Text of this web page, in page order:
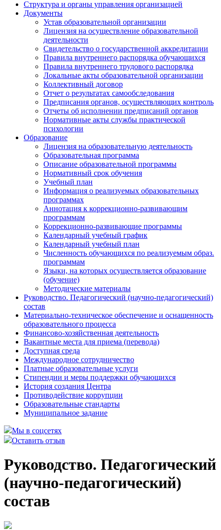
Структура и органы управления организацией
Документы
Устав образовательной организации
Лицензия на осуществление образовательной
деятельности
Свидетельство о государственной аккредитации
Правила внутреннего распорядка обучающихся
Правила внутреннего трудового распорядка
Локальные акты образовательной организации
Коллективный договор
Отчет о результатах самообследования
Предписания органов, осуществляющих контроль
Отчеты об исполнении предписаний органов
Нормативные акты службы практической
психологии
Образование
Лицензия на образовательную деятельность
Образовательная программа
Описание образовательной программы
Нормативный срок обучения
Учебный план
Информация о реализуемых образовательных
программах
Аннотация к коррекционно-развивающим
программам
Коррекционно-развивающие программы
Календарный учебный график
Календарный учебный план
Численность обучающихся по реализуемым образ.
программам
Языки, на которых осуществляется образование
(обучение)
Методические материалы
Руководство. Педагогический (научно-педагогический)
состав
Материально-техническое обеспечение и оснащенность
образовательного процесса
Финансово-хозяйственная деятельность
Вакантные места для приема (перевода)
Доступная среда
Международное сотрудничество
Платные образовательные услуги
Стипендии и меры поддержки обучающихся
История создания Центра
Противодействие коррупции
Образовательные стандарты
Муниципальное задание
Мы в соцсетях
Оставить отзыв
Руководство. Педагогический
(научно-педагогический)
состав